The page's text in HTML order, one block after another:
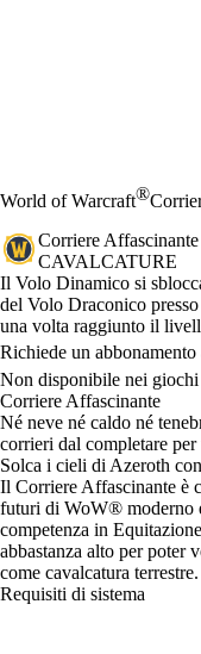
World of Warcraft®
Corriere Affascinante
CAVALCATURE
Prezzo
Available actions
Il Volo Dinamico si
del Volo Draconico
una volta raggiunto il
Richiede un
Non disponibile nei
Corriere Affascinante
Né neve né caldo né
corrieri dal completare
Solca i cieli di Azeroth
Il Corriere Affascinante è
futuri di WoW® moderno
competenza in
abbastanza alto per poter
come cavalcatura terrestre.
Requisiti di sistema